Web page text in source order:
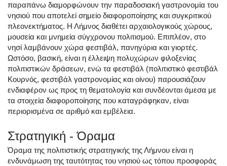
παραπάνω διαμορφώνουν την παραδοσιακή γαστρονομία του
νησιού που αποτελεί σημείο διαφοροποίησης και συγκριτικού
πλεονεκτήματος. Η Λήμνος διαθέτει αρχαιολογικούς χώρους,
μουσεία και μνημεία σύγχρονου πολιτισμού. Επιπλέον, στο
νησί λαμβάνουν χώρα φεστιβάλ, πανηγύρια και γιορτές.
Ωστόσο, βασική, είναι η έλλειψη πολυχώρων φιλοξενίας
πολιτιστικών δράσεων, ενώ τα φεστιβάλ (πολιτιστικό φεστιβάλ
Κουρνός, φεστιβάλ γαστρονομίας και οίνου) παρουσιάζουν
ενδιαφέρον ως προς τη θεματολογία και συνδέονται άμεσα με
τα στοιχεία διαφοροποίησης που καταγράφηκαν, είναι
περιορισμένα σε αριθμό και εμβέλεια.
Στρατηγική - Όραμα
Όραμα της πολιτιστικής στρατηγικής της Λήμνου είναι η
ενδυνάμωση της ταυτότητας του νησιού ως τόπου προσφοράς